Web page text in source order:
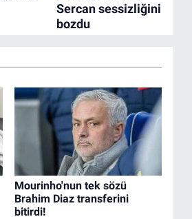
Mourinho'nun tek sözü
Brahim Diaz transferini
bitirdi!